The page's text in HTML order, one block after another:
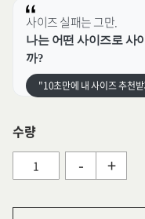
사이즈 실패는 그만.
나는 어떤 사이즈로 사
까?
"10초만에 내 사이즈 추천
수량
- +